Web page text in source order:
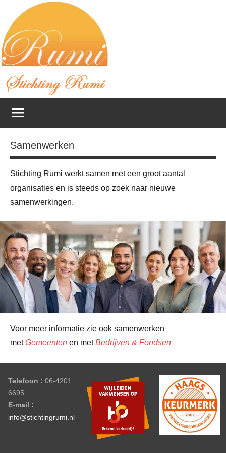
inhoud
springen
Stichting
Rumi
your
Spirit
Purpose
Feel
Home
Samenwerken
Stichting Rumi werkt samen met een groot aantal
organisaties en is steeds op zoek naar nieuwe
samenwerkingen.
Voor meer informatie zie ook samenwerken
metGemeenten en metBedrijven & Fondsen
Telefoon : 06-4201
6695
E-mail :
info@stichtingrumi.nl